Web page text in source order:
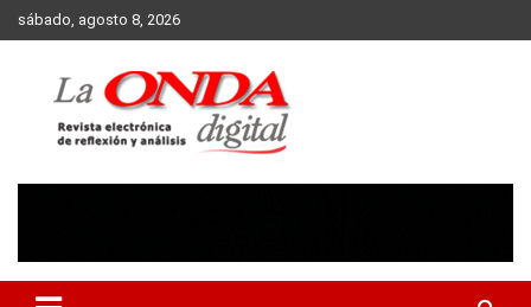
Skip
to
sábado, agosto 8, 2026